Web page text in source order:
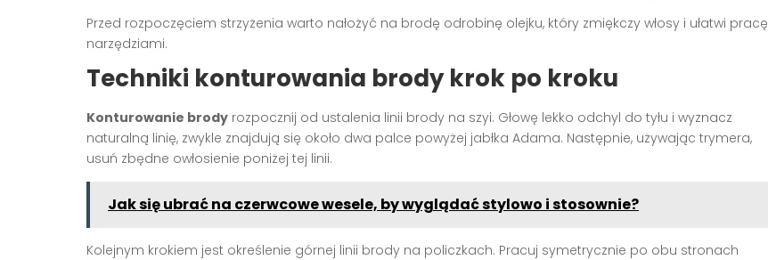
Przed rozpoczęciem strzyżenia warto nałożyć na brodę odrobinę olejku, który zmiękczy włosy i ułatwi pracę
narzędziami.
Techniki konturowania brody krok po kroku
Konturowanie brody rozpocznij od ustalenia linii brody na szyi. Głowę lekko odchyl do tyłu i wyznacz
naturalną linię, zwykle znajdują się około dwa palce powyżej jabłka Adama. Następnie, używając trymera,
usuń zbędne owłosienie poniżej tej linii.
Jak się ubrać na czerwcowe wesele, by wyglądać stylowo i stosownie?
Kolejnym krokiem jest określenie górnej linii brody na policzkach. Pracuj symetrycznie po obu stronach